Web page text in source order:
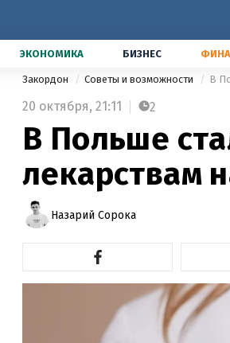
ЭКОНОМИКА БИЗНЕС
Закордон Советы и возможности В
20 октября, 21:11 2
В Польше
лекарствам
Назарий Сорока